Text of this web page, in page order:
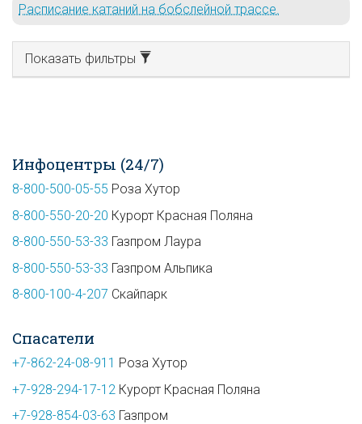
Расписание катаний на бобслейной трассе.
Показать фильтры
Инфоцентры (24/7)
8-800-500-05-55 Роза Хутор
8-800-550-20-20 Курорт Красная Поляна
8-800-550-53-33 Газпром Лаура
8-800-550-53-33 Газпром Альпика
8-800-100-4-207 Скайпарк
Спасатели
+7-862-24-08-911 Роза Хутор
+7-928-294-17-12 Курорт Красная Поляна
+7-928-854-03-63 Газпром